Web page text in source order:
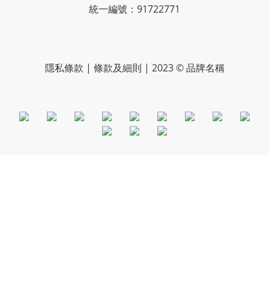
統一編號：91722771
隱私條款 | 條款及細則 | 2023 © 品牌名稱